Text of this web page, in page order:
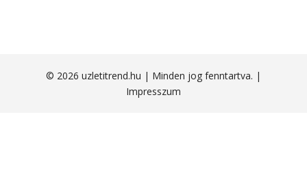
© 2026 uzletitrend.hu | Minden jog fenntartva. |
Impresszum